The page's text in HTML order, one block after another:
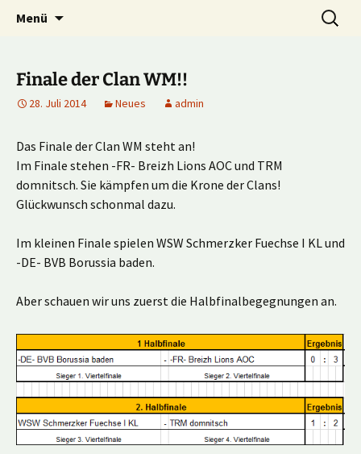
Kick it out!
Multiplayer Football Manager
Menü
Suche
nach:
Finale der Clan WM!!
28. Juli 2014 Neues admin
Das Finale der Clan WM steht an!
Im Finale stehen -FR- Breizh Lions AOC und TRM
domnitsch. Sie kämpfen um die Krone der Clans!
Glückwunsch schonmal dazu.
Im kleinen Finale spielen WSW Schmerzker Fuechse I KL und
-DE- BVB Borussia baden.
Aber schauen wir uns zuerst die Halbfinalbegegnungen an.